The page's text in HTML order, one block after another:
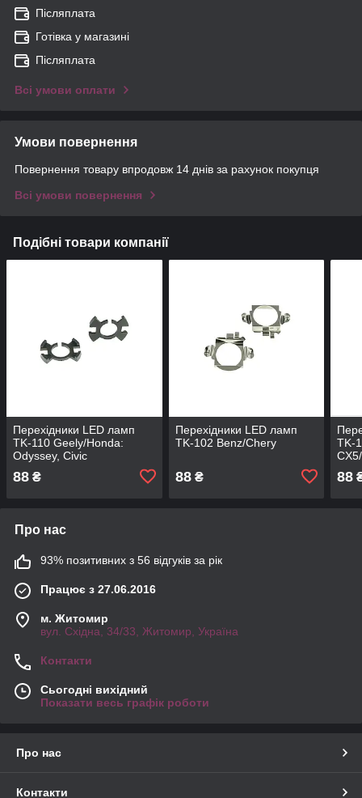
Післяплата
Готівка у магазині
Післяплата
Всі умови оплати
Умови повернення
Повернення товару впродовж 14 днів за рахунок покупця
Всі умови повернення
Подібні товари компанії
Перехідники LED ламп
TK-110 Geely/Honda:
Odyssey, Civic
88 ₴
Перехідники LED ламп
TK-102 Benz/Chery
88₴
TK-
88
Про нас
93% позитивних з 56 відгуків за рік
Працює з 27.06.2016
м. Житомир
вул. Східна, 34/33, Житомир, Україна
Контакти
Сьогодні вихідний
Показати весь графік роботи
Про нас
Контакти